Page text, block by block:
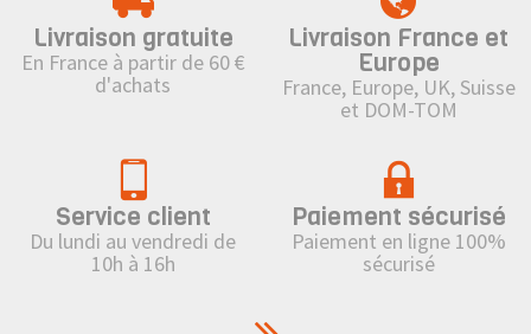
Livraison gratuite
En France à partir de 60 €
d'achats
Livraison France et
Europe
France, Europe, UK, Suisse
et DOM-TOM
Service client
Du lundi au vendredi de
10h à 16h
Paiement sécurisé
Paiement en ligne 100%
sécurisé